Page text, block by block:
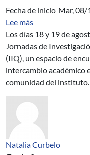
Fecha de inicio Mar,
Lee mássobre IV
Los días 18 y 19 de
Jornadas de
(IIQ), un espacio de
intercambio académico
comunidad del instituto.
Natalia Curbelo